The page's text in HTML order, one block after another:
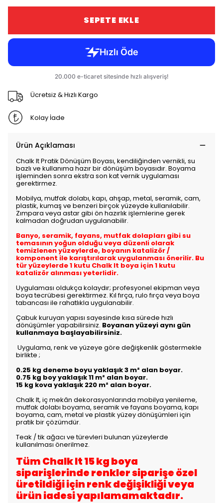
SEPETE EKLE
Ücretsiz & Hızlı Kargo
Kolay İade
Ürün Açıklaması
Chalk It Pratik Dönüşüm Boyası, kendiliğinden vernikli, su
bazlı ve kullanıma hazır bir dönüşüm boyasıdır. Boyama
işleminden sonra ekstra son kat vernik uygulaması
gerektirmez.
Mobilya, mutfak dolabı, kapı, ahşap, metal, seramik, cam,
plastik, kumaş ve benzeri birçok yüzeyde kullanılabilir.
Zımpara veya astar gibi ön hazırlık işlemlerine gerek
kalmadan doğrudan uygulanabilir.
Banyo, seramik, fayans, mutfak dolapları gibi su
temasının yoğun olduğu veya düzenli olarak
temizlenen yüzeylerde, boyanın katalizör /
komponent ile karıştırılarak uygulanması önerilir. Bu
tür yüzeylerde 1 kutu Chalk It boya için 1 kutu
katalizör alınması yeterlidir.
Uygulaması oldukça kolaydır; profesyonel ekipman veya
boya tecrübesi gerektirmez. Kıl fırça, rulo fırça veya boya
tabancası ile rahatlıkla uygulanabilir.
Çabuk kuruyan yapısı sayesinde kısa sürede hızlı
dönüşümler yapabilirsiniz. Boyanan yüzeyi aynı gün
kullanmaya başlayabilirsiniz.
Uygulama, renk ve yüzeye göre değişkenlik göstermekle
birlikte ;
0.25 kg deneme boyu yaklaşık 3 m² alan boyar.
0.75 kg boy yaklaşık 11 m² alan boyar.
15 kg kova yaklaşık 220 m² alan boyar.
Chalk It, iç mekân dekorasyonlarında mobilya yenileme,
mutfak dolabı boyama, seramik ve fayans boyama, kapı
boyama, cam, metal ve plastik yüzey dönüşümleri için
pratik bir çözümdür.
Teak / tik ağacı ve türevleri bulunan yüzeylerde
kullanılması önerilmez.
Tüm Chalk It 15 kg boya
siparişlerinde renkler siparişe özel
üretildiği için renk değişikliği veya
ürün iadesi yapılamamaktadır.